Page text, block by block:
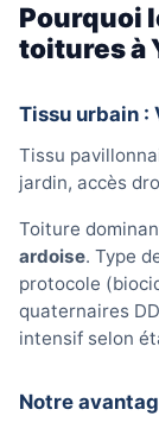
Pourquoi
toitures à
Tissu urbain :
Tissu
jardin, accès
Toiture
ardoise. Type
protocole
quaternaires
intensif selon
Notre